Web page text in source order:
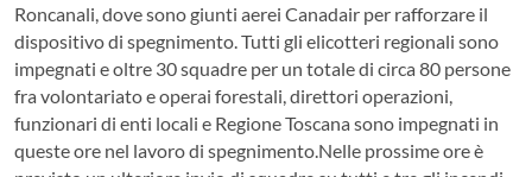
Roncanali, dove sono giunti aerei Canadair per rafforzare il
dispositivo di spegnimento. Tutti gli elicotteri regionali sono
impegnati e oltre 30 squadre per un totale di circa 80 persone
fra volontariato e operai forestali, direttori operazioni,
funzionari di enti locali e Regione Toscana sono impegnati in
queste ore nel lavoro di spegnimento.Nelle prossime ore è